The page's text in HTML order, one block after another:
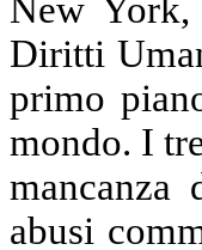
New
Diritti
primo
mondo. I
abusi